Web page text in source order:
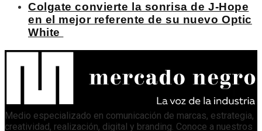
Colgate convierte la sonrisa de J-Hope
en el mejor referente de su nuevo Optic
White
Medio especializado en comunicación de marcas, estrategia,
creatividad, realización, digital y branding. Conoce a nuestros